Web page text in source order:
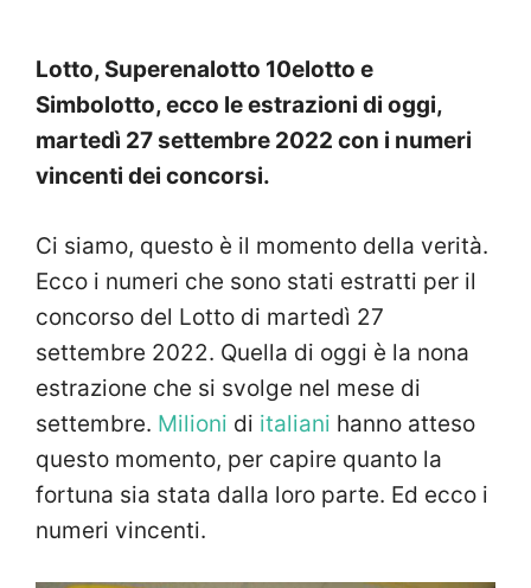
Lotto, Superenalotto 10elotto e
Simbolotto, ecco le estrazioni di oggi,
martedì 27 settembre 2022 con i numeri
vincenti dei concorsi.
Ci siamo, questo è il momento della verità.
Ecco i numeri che sono stati estratti per il
concorso del Lotto di martedì 27
settembre 2022. Quella di oggi è la nona
estrazione che si svolge nel mese di
settembre. Milioni di italiani hanno atteso
questo momento, per capire quanto la
fortuna sia stata dalla loro parte. Ed ecco i
numeri vincenti.